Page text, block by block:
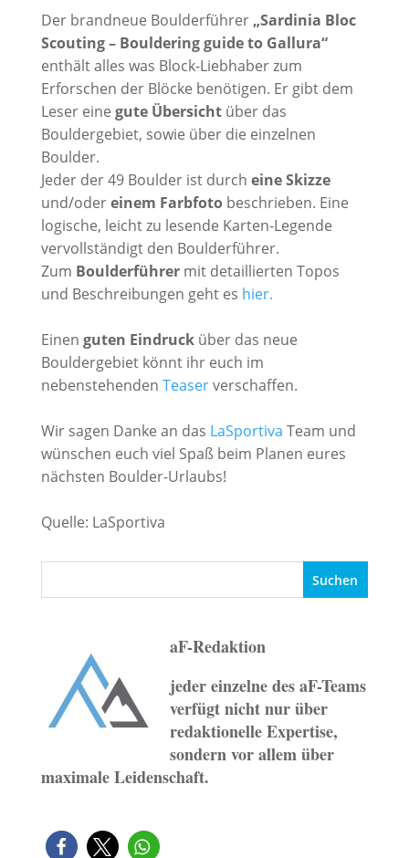
Der brandneue Boulderführer „Sardinia Bloc
Scouting – Bouldering guide to Gallura“
enthält alles was Block-Liebhaber zum
Erforschen der Blöcke benötigen. Er gibt dem
Leser eine gute Übersichtüber das
Bouldergebiet, sowie über die einzelnen
Boulder.
Jeder der 49 Boulder ist durch eine Skizze
und/odereinem Farbfotobeschrieben. Eine
logische, leicht zu lesende Karten-Legende
vervollständigt den Boulderführer.
Zum Boulderführermit detaillierten Topos
und Beschreibungen geht es hier.
Einen guten Eindrucküber das neue
Bouldergebiet könnt ihr euch im
nebenstehenden Teaserverschaffen.
Wir sagen Danke an das LaSportiva Team und
wünschen euch viel Spaß beim Planen eures
nächsten Boulder-Urlaubs!
Quelle: LaSportiva
aF-Redaktion
jeder einzelne des aF-Teams
verfügt nicht nur über
redaktionelle Expertise,
sondern vor allem über
maximale Leidenschaft.